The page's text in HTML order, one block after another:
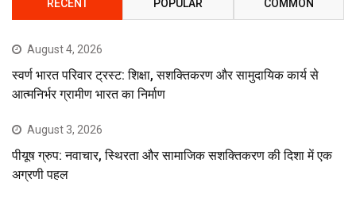
RECENT POPULAR COMMON
August 4, 2026
स्वर्ण भारत परिवार ट्रस्ट: शिक्षा, सशक्तिकरण और सामुदायिक कार्य से
आत्मनिर्भर ग्रामीण भारत का निर्माण
August 3, 2026
पीयूष ग्रुप: नवाचार, स्थिरता और सामाजिक सशक्तिकरण की दिशा में एक
अग्रणी पहल